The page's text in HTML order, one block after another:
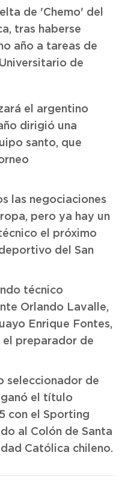
de 'Chemo' del
tras haberse
año a tareas de
de
el argentino
dirigió una
santo, que
las negociaciones
pero ya hay un
el próximo
del San
técnico
Orlando Lavalle,
Enrique Fontes,
preparador de
seleccionador de
el título
con el Sporting
al Colón de Santa
Católica chileno.